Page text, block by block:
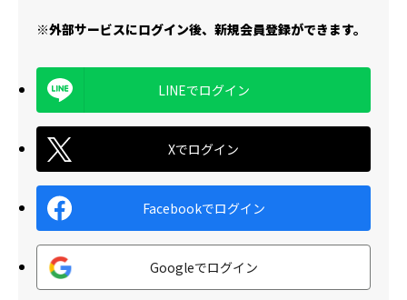
※外部サービスにログイン後、新規会員登録ができます。
LINEでログイン
Xでログイン
Facebookでログイン
Googleでログイン